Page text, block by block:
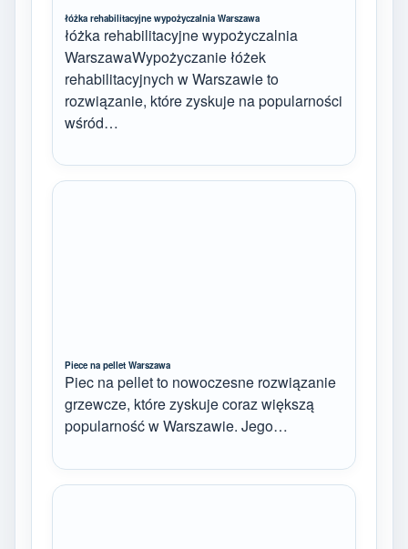
łóżka rehabilitacyjne wypożyczalnia Warszawa
łóżka rehabilitacyjne wypożyczalnia
WarszawaWypożyczanie łóżek
rehabilitacyjnych w Warszawie to
rozwiązanie, które zyskuje na popularności
wśród…
Piece na pellet Warszawa
Piec na pellet to nowoczesne rozwiązanie
grzewcze, które zyskuje coraz większą
popularność w Warszawie. Jego…